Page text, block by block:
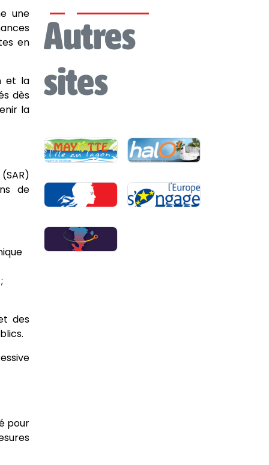
une
en
et la
dès
la
de
des
pour
Autres
sites